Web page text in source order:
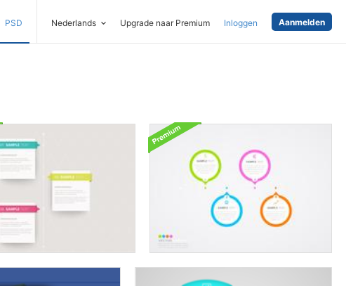
PSD Nederlands Upgrade naar Premium Inloggen Aanmelden